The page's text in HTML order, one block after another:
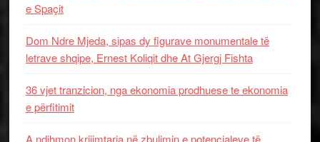
e Spaçit
Dom Ndre Mjeda, sipas dy figurave monumentale të
letrave shqipe, Ernest Koliqit dhe At Gjergj Fishta
36 vjet tranzicion, nga ekonomia prodhuese te ekonomia
e përfitimit
A ndihmon krijimtaria në zbulimin e potencialeve të